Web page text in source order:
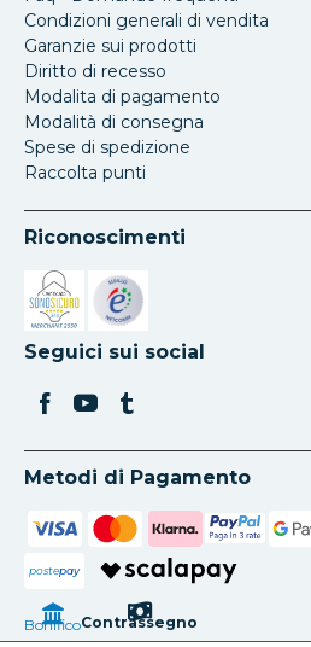
Condizioni generali di vendita
Garanzie sui prodotti
Diritto di recesso
Modalita di pagamento
Modalità di consegna
Spese di spedizione
Raccolta punti
Riconoscimenti
Si apre in una nuova scheda
Si apre in una nuova scheda
Seguici sui social
Metodi di Pagamento
postepay
BonificoContrassegno